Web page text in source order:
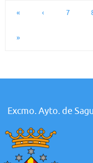
« ‹ 7
»
Excmo. Ayto. de